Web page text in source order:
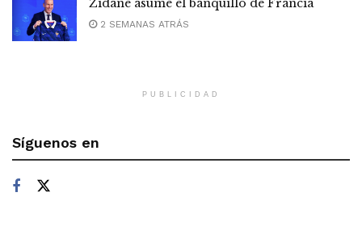
Zidane asume el banquillo de Francia
2 SEMANAS ATRÁS
PUBLICIDAD
Síguenos en